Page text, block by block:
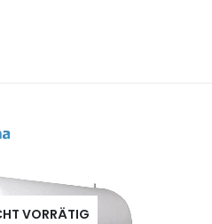
VORRÄTIG